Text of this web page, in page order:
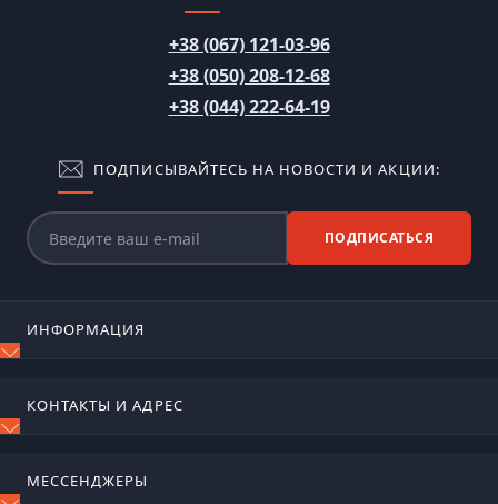
+38 (067) 121-03-96
+38 (050) 208-12-68
+38 (044) 222-64-19
ПОДПИСЫВАЙТЕСЬ НА НОВОСТИ И АКЦИИ:
ПОДПИСАТЬСЯ
ИНФОРМАЦИЯ
Отзывы
КОНТАКТЫ И АДРЕС
МЕССЕНДЖЕРЫ